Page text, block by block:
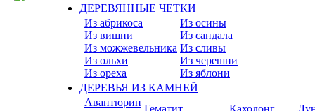
ДЕРЕВЯННЫЕ ЧЕТКИ
Из абрикоса
Из вишни
Из можжевельника
Из ольхи
Из ореха
Из осины
Из сандала
Из сливы
Из черешни
Из яблони
ДЕРЕВЬЯ ИЗ КАМНЕЙ
Авантюрин
Гематит
Кахолонг